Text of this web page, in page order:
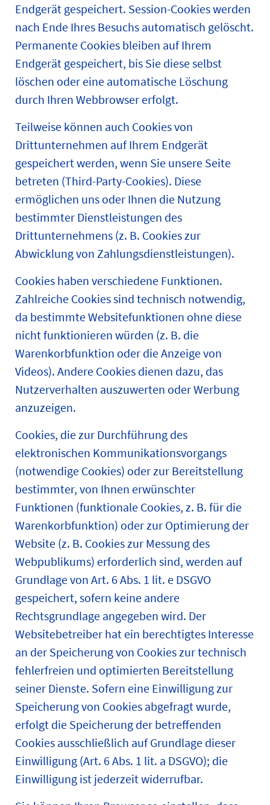
Endgerät gespeichert. Session-Cookies werden
nach Ende Ihres Besuchs automatisch gelöscht.
Permanente Cookies bleiben auf Ihrem
Endgerät gespeichert, bis Sie diese selbst
löschen oder eine automatische Löschung
durch Ihren Webbrowser erfolgt.
Teilweise können auch Cookies von
Drittunternehmen auf Ihrem Endgerät
gespeichert werden, wenn Sie unsere Seite
betreten (Third-Party-Cookies). Diese
ermöglichen uns oder Ihnen die Nutzung
bestimmter Dienstleistungen des
Drittunternehmens (z. B. Cookies zur
Abwicklung von Zahlungsdienstleistungen).
Cookies haben verschiedene Funktionen.
Zahlreiche Cookies sind technisch notwendig,
da bestimmte Websitefunktionen ohne diese
nicht funktionieren würden (z. B. die
Warenkorbfunktion oder die Anzeige von
Videos). Andere Cookies dienen dazu, das
Nutzerverhalten auszuwerten oder Werbung
anzuzeigen.
Cookies, die zur Durchführung des
elektronischen Kommunikationsvorgangs
(notwendige Cookies) oder zur Bereitstellung
bestimmter, von Ihnen erwünschter
Funktionen (funktionale Cookies, z. B. für die
Warenkorbfunktion) oder zur Optimierung der
Website (z. B. Cookies zur Messung des
Webpublikums) erforderlich sind, werden auf
Grundlage von Art. 6 Abs. 1 lit. e DSGVO
gespeichert, sofern keine andere
Rechtsgrundlage angegeben wird. Der
Websitebetreiber hat ein berechtigtes Interesse
an der Speicherung von Cookies zur technisch
fehlerfreien und optimierten Bereitstellung
seiner Dienste. Sofern eine Einwilligung zur
Speicherung von Cookies abgefragt wurde,
erfolgt die Speicherung der betreffenden
Cookies ausschließlich auf Grundlage dieser
Einwilligung (Art. 6 Abs. 1 lit. a DSGVO); die
Einwilligung ist jederzeit widerrufbar.